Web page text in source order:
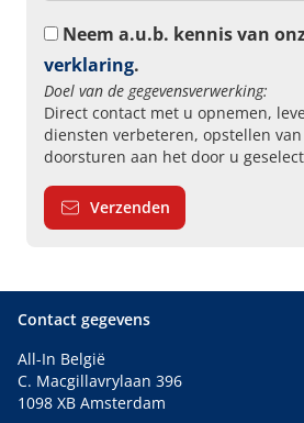
Neem a.u.b. kennis van
verklaring.
Doel van de gegevensverwerking:
Direct contact met u opnemen,
diensten verbeteren, opstellen
doorsturen aan het door u
Verzenden
Contact gegevens
All-In België
C. Macgillavrylaan 396
1098 XB Amsterdam